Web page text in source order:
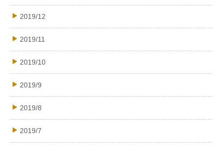
2019/12
2019/11
2019/10
2019/9
2019/8
2019/7